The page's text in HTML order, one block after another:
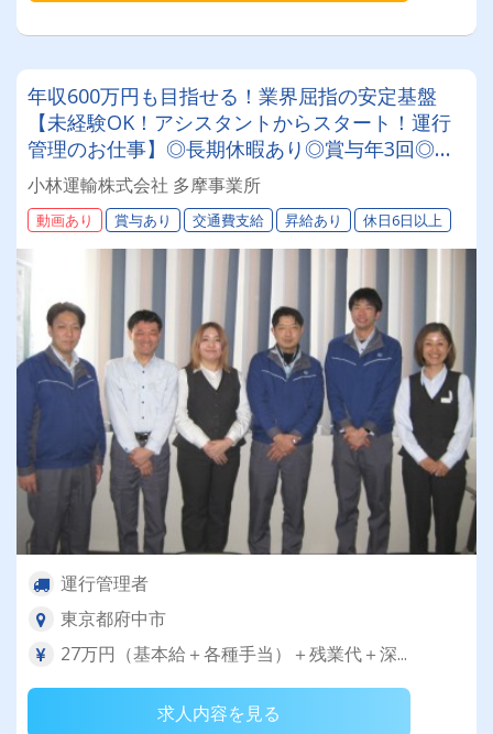
年収600万円も目指せる！業界屈指の安定基盤
【未経験OK！アシスタントからスタート！運行
管理のお仕事】◎長期休暇あり◎賞与年3回◎昇
給◎退職金◎運行管理資格取得支援あり
小林運輸株式会社 多摩事業所
動画あり 賞与あり 交通費支給 昇給あり 休日6日以上
運行管理者
東京都府中市
27万円（基本給＋各種手当）＋残業代＋深...
求人内容を見る